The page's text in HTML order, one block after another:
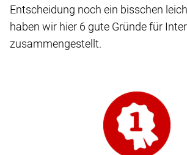
Entscheidung noch ein bisschen
haben wir hier 6 gute Gründe für
zusammengestellt.